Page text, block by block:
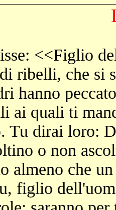
<<Figlio
ribelli, che si
hanno
ai quali ti
Tu dirai loro:
o non
almeno che
figlio